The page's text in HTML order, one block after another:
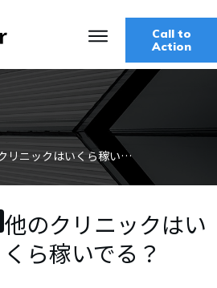
Call to
Action
他のクリニックはいくら稼いでる？
他のクリニックはい
くら稼いでる？